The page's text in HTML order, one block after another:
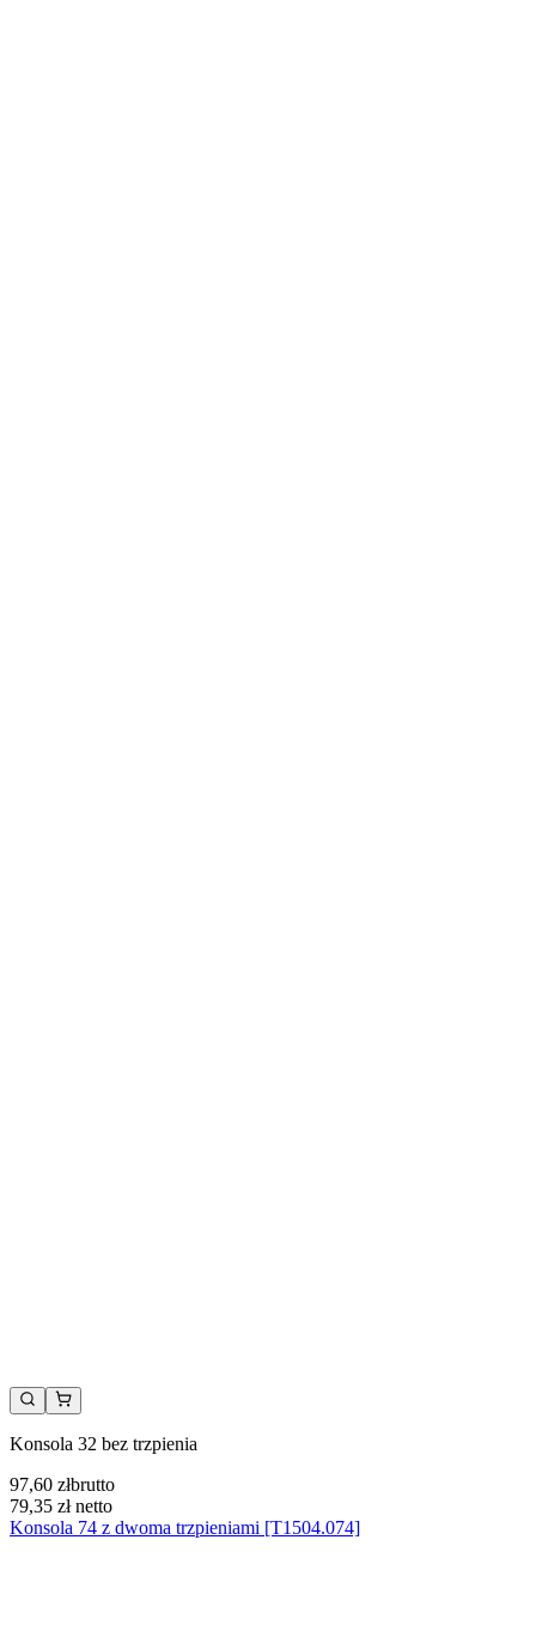
Konsola 32 bez trzpienia
97,60 złbrutto
79,35 zł netto
Konsola 74 z dwoma trzpieniami [T1504.074]